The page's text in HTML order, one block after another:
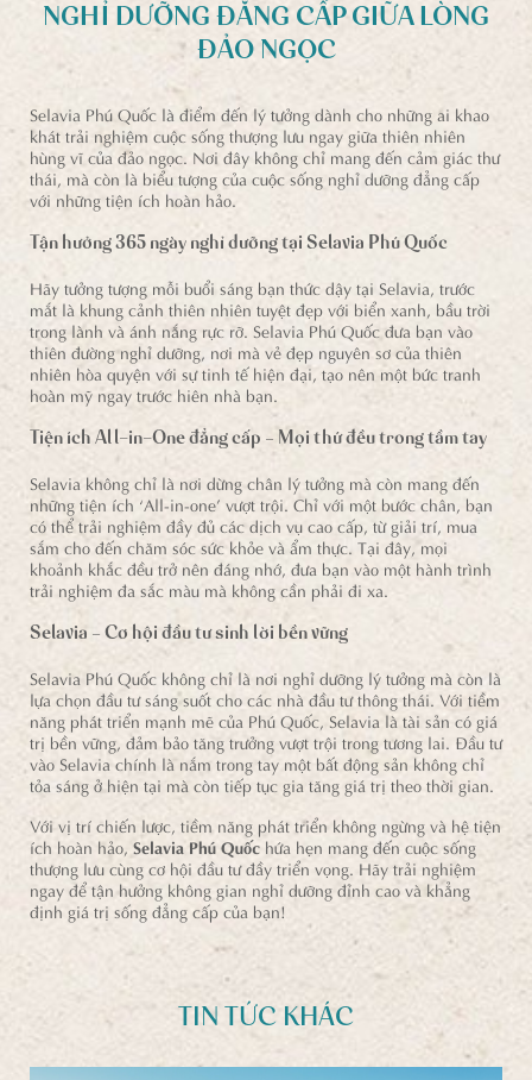
NGHỈ DƯỠNG ĐẲNG CẤP GIỮA LÒNG
ĐẢO NGỌC
Selavia Phú Quốc là điểm đến lý tưởng dành cho những ai khao
khát trải nghiệm cuộc sống thượng lưu ngay giữa thiên nhiên
hùng vĩ của đảo ngọc. Nơi đây không chỉ mang đến cảm giác thư
thái, mà còn là biểu tượng của cuộc sống nghỉ dưỡng đẳng cấp
với những tiện ích hoàn hảo.
Tận hưởng 365 ngày nghỉ dưỡng tại Selavia Phú Quốc
Hãy tưởng tượng mỗi buổi sáng bạn thức dậy tại Selavia, trước
mắt là khung cảnh thiên nhiên tuyệt đẹp với biển xanh, bầu trời
trong lành và ánh nắng rực rỡ. Selavia Phú Quốc đưa bạn vào
thiên đường nghỉ dưỡng, nơi mà vẻ đẹp nguyên sơ của thiên
nhiên hòa quyện với sự tinh tế hiện đại, tạo nên một bức tranh
hoàn mỹ ngay trước hiên nhà bạn.
Tiện ích All-in-One đẳng cấp – Mọi thứ đều trong tầm tay
Selavia không chỉ là nơi dừng chân lý tưởng mà còn mang đến
những tiện ích ‘All-in-one’ vượt trội. Chỉ với một bước chân, bạn
có thể trải nghiệm đầy đủ các dịch vụ cao cấp, từ giải trí, mua
sắm cho đến chăm sóc sức khỏe và ẩm thực. Tại đây, mọi
khoảnh khắc đều trở nên đáng nhớ, đưa bạn vào một hành trình
trải nghiệm đa sắc màu mà không cần phải đi xa.
Selavia – Cơ hội đầu tư sinh lời bền vững
Selavia Phú Quốc không chỉ là nơi nghỉ dưỡng lý tưởng mà còn là
lựa chọn đầu tư sáng suốt cho các nhà đầu tư thông thái. Với tiềm
năng phát triển mạnh mẽ của Phú Quốc, Selavia là tài sản có giá
trị bền vững, đảm bảo tăng trưởng vượt trội trong tương lai. Đầu tư
vào Selavia chính là nắm trong tay một bất động sản không chỉ
tỏa sáng ở hiện tại mà còn tiếp tục gia tăng giá trị theo thời gian.
Với vị trí chiến lược, tiềm năng phát triển không ngừng và hệ tiện
ích hoàn hảo, Selavia Phú Quốc hứa hẹn mang đến cuộc sống
thượng lưu cùng cơ hội đầu tư đầy triển vọng. Hãy trải nghiệm
ngay để tận hưởng không gian nghỉ dưỡng đỉnh cao và khẳng
định giá trị sống đẳng cấp của bạn!
TIN TỨC KHÁC